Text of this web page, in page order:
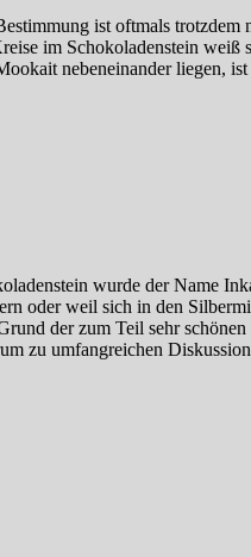
ist oftmals trotzdem
im Schokoladenstein
nebeneinander liegen,
wurde der Name
oder weil sich in den
der zum Teil sehr
zu umfangreichen